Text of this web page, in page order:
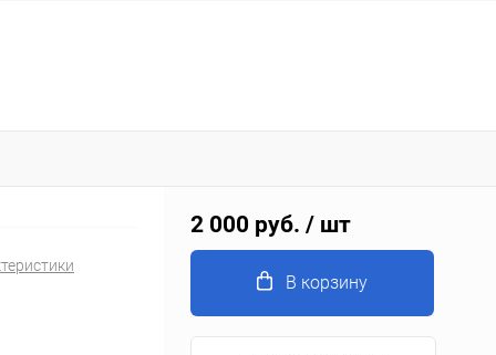
2 000 руб. / шт
В корзину